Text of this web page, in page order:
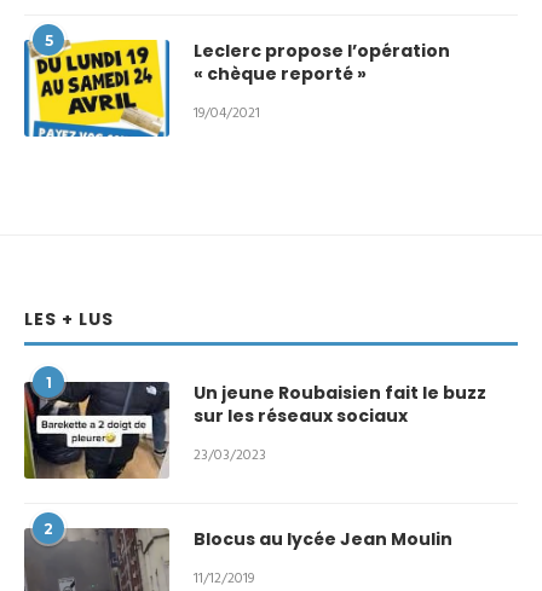
5
Leclerc propose l’opération
« chèque reporté »
19/04/2021
LES + LUS
1
Un jeune Roubaisien fait le buzz
sur les réseaux sociaux
23/03/2023
2 Blocus au lycée Jean Moulin
11/12/2019